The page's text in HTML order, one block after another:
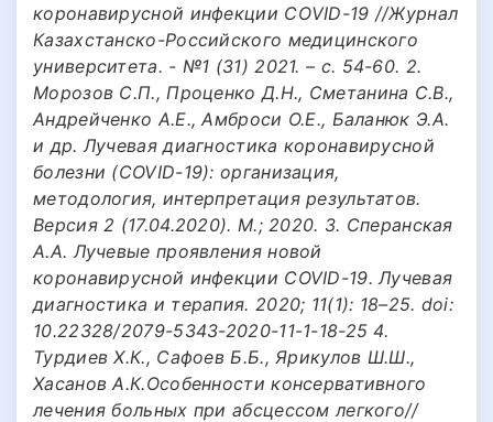
коронавирусной инфекции СОVID-19 //Журнал
Казахстанско-Российского медицинского
университета. - №1 (31) 2021. – с. 54-60. 2.
Морозов С.П., Проценко Д.Н., Сметанина С.В.,
Андрейченко А.Е., Амброси О.Е., Баланюк Э.А.
и др. Лучевая диагностика коронавирусной
болезни (COVID-19): организация,
методология, интерпретация результатов.
Версия 2 (17.04.2020). М.; 2020. 3. Сперанская
А.А. Лучевые проявления новой
коронавирусной инфекции COVID-19. Лучевая
диагностика и терапия. 2020; 11(1): 18–25. doi:
10.22328/2079-5343-2020-11-1-18-25 4.
Турдиев Х.К., Сафоев Б.Б., Ярикулов Ш.Ш.,
Хасанов А.К.Особенности консервативного
лечения больных при абсцессом легкого//